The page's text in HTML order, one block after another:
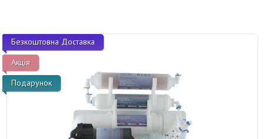
Безкоштовна Доставка
Акція
Подарунок